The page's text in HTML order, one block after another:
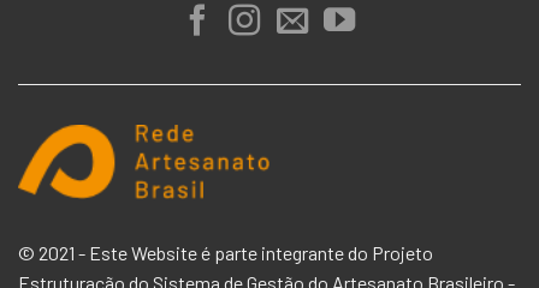
© 2021 - Este Website é parte integrante do Projeto
Estruturação do Sistema de Gestão do Artesanato Brasileiro -